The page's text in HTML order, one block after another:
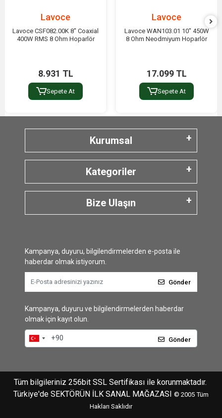
Lavoce
Lavoce CSF082.00K 8" Coaxial
400W RMS 8 Ohm Hoparlör
8.931 TL
Sepete At
Lavoce
Lavoce WAN103.01 10" 450W
8 Ohm Neodmiyum Hoparlör
17.099 TL
Sepete At
Kurumsal
Kategoriler
Bize Ulaşın
Kampanya, duyuru, bilgilendirmelerden e-posta ile
haberdar olmak istiyorum.
Gönder
Kampanya, duyuru ve bilgilendirmelerden haberdar
olmak için kayıt olun.
Gönder
Tüm bilgileriniz 256bit SSL Sertifikası ile korunmaktadır.
Türkiye'de SEKTÖRÜN İLK SANAL MAĞAZASI © 2005 Tüm
Hakları Saklıdır